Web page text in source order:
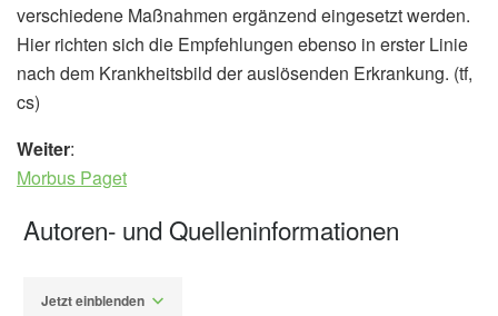
verschiedene Maßnahmen ergänzend eingesetzt werden.
Hier richten sich die Empfehlungen ebenso in erster Linie
nach dem Krankheitsbild der auslösenden Erkrankung. (tf,
cs)
Weiter:
Morbus Paget
Autoren- und Quelleninformationen
Jetzt einblenden